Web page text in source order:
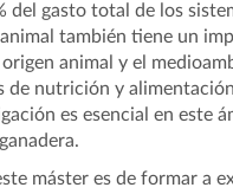
del gasto total de los
también tiene un
animal y el
de nutrición y
es esencial en este
máster es de formar a